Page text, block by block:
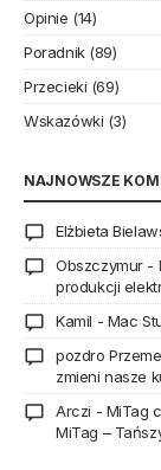
Opinie (14)
Poradnik(89)
Przecieki (69)
Wskazówki (3)
NAJNOWSZE
Elżbieta
Obszczymur-
produkcji
Kamil - Mac
pozdro
zmieni nasze
Arczi - MiTag
MiTag –